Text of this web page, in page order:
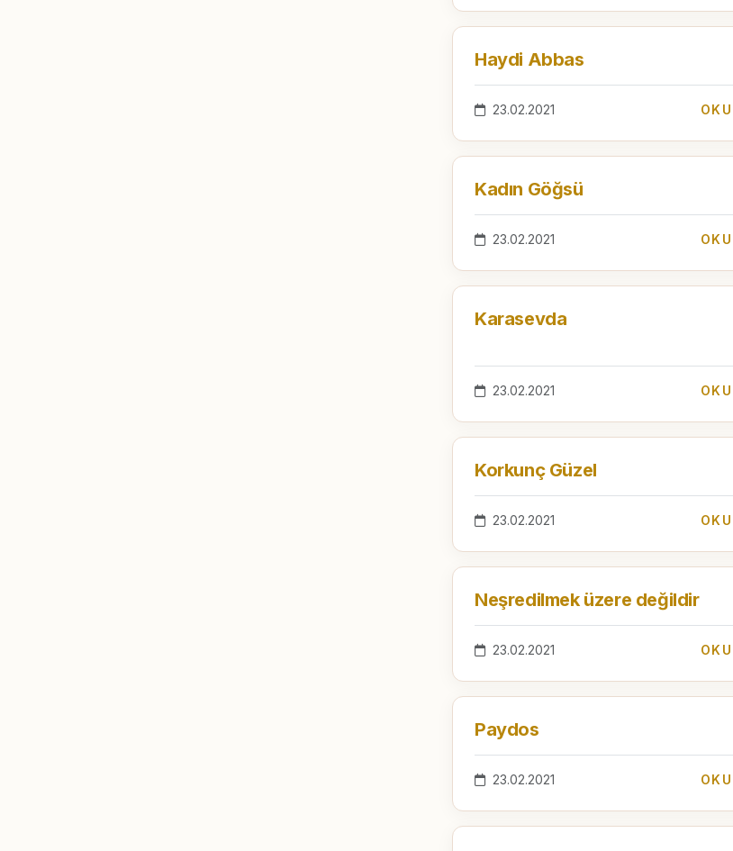
Haydi Abbas
23.02.2021 OKU
Kadın Göğsü
23.02.2021 OKU
Karasevda
23.02.2021 OKU
Korkunç Güzel
23.02.2021 OKU
Neşredilmek üzere değildir
23.02.2021 OKU
Paydos
23.02.2021 OKU